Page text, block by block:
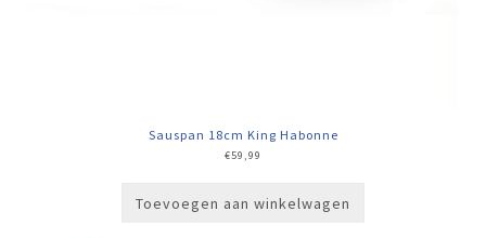
Sauspan 18cm King Habonne
€59,99
Toevoegen aan winkelwagen